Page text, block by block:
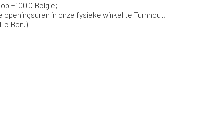
+100€ België;
openingsuren in onze fysieke winkel te Turnhout,
Bon.)